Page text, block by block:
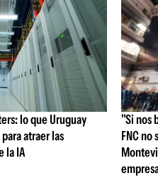
lo que Uruguay
atraer las
la IA
"Si nos
FNC no